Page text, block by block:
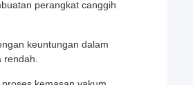
perangkat canggih
keuntungan dalam